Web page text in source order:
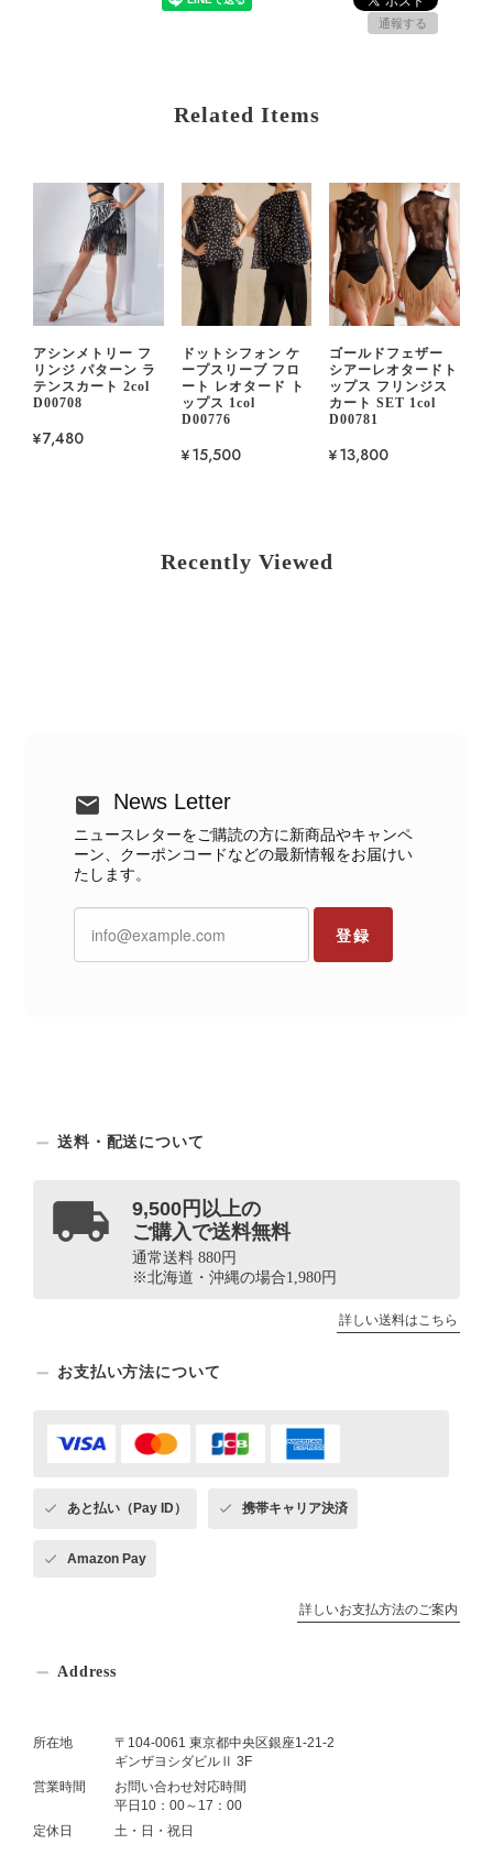
通報する
Related Items
アシンメトリー フ
リンジ パターン ラ
テンスカート 2col
D00708
¥7,480
ドットシフォン ケ
ープスリーブ フロ
ート レオタード ト
ップス 1col
D00776
¥15,500
ゴールドフェザー
シアーレオタードト
ップス フリンジス
カート SET 1col
D00781
¥13,800
Recently Viewed
News Letter
ニュースレターをご購読の方に新商品やキャンペ
ーン、クーポンコードなどの最新情報をお届けい
たします。
登録
送料・配送について
9,500円以上の
ご購入で送料無料
通常送料 880円
※北海道・沖縄の場合1,980円
詳しい送料はこちら
お支払い方法について
あと払い（Pay ID） 携帯キャリア決済
Amazon Pay
詳しいお支払方法のご案内
Address
所在地
〒104-0061 東京都中央区銀座1-21-2
ギンザヨシダビルⅡ 3F
営業時間
お問い合わせ対応時間
平日10：00～17：00
定休日
土・日・祝日